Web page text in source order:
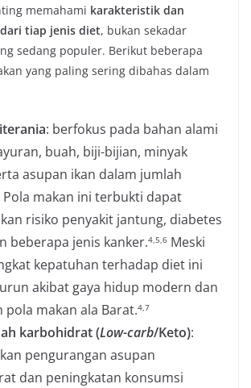
memahami karakteristik dan
tiap jenis diet, bukan sekadar
sedang populer. Berikut beberapa
yang paling sering dibahas dalam
: berfokus pada bahan alami
buah, biji-bijian, minyak
asupan ikan dalam jumlah
makan ini terbukti dapat
risiko penyakit jantung, diabetes
beberapa jenis kanker.4,5,6 Meski
kepatuhan terhadap diet ini
akibat gaya hidup modern dan
pola makan ala Barat.4,7
karbohidrat (Low-carb/Keto):
pengurangan asupan
dan peningkatan konsumsi